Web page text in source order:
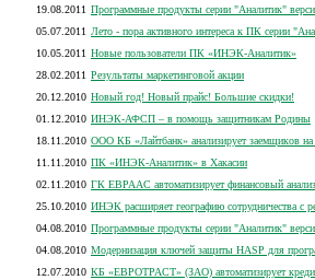
19.08.2011 Программные продукты серии "Аналитик"
05.07.2011
Лето - пора активного интереса к ПК серии
10.05.2011 Новые пользователи ПК «ИНЭК-Аналитик»
28.02.2011 Результаты маркетинговой акции
20.12.2010 Новый год! Новый прайс! Большие скидки!
01.12.2010 ИНЭК-АФСП – в помощь защитникам Родины
18.11.2010 ООО КБ «Лайтбанк» анализирует заемщиков
11.11.2010 ПК «ИНЭК-Аналитик» в Хакасии
02.11.2010 ГК ЕВРААС автоматизирует финансовый
25.10.2010 ИНЭК расширяет географию сотрудничества с
04.08.2010 Программные продукты серии "Аналитик"
04.08.2010 Модернизация ключей защиты HASP для
12.07.2010 КБ «ЕВРОТРАСТ» (ЗАО) автоматизирует